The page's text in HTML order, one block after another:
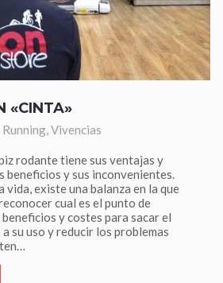
«CINTA»
Running,Vivencias
rodante tiene sus ventajas y
beneficios y sus inconvenientes.
vida, existe una balanza en la que
cual es el punto de
y costes para sacar el
su uso y reducir los problemas